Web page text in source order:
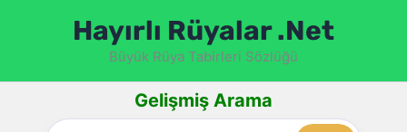
Hayırlı Rüyalar .Net
Büyük Rüya Tabirleri Sözlüğü
Gelişmiş Arama